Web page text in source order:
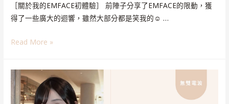
［關於我的EMFACE初體驗］ 前陣子分享了EMFACE的限動，獲
得了一些廣大的迴響，雖然大部分都是笑我的☺️ …
Read More »